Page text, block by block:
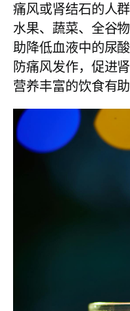
痛风或肾结石的人
水果、蔬菜、全谷
助降低血液中的尿
防痛风发作，促进
营养丰富的饮食有